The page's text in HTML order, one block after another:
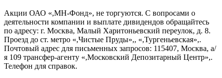
Акции ОАО «,МН-Фонд», не торгуются. С вопросами о
деятельности компании и выплате дивидендов обращайтесь
по адресу: г. Москва, Малый Харитоньевский переулок, д. 8.
Проезд до ст. метро «,Чистые Пруды»,, «,Тургеньевская»,.
Почтовый адрес для письменных запросов: 115407, Москва, а/
я 109 трансфер-агенту «,Московский Депозитарный Центр»,.
Телефон для справок.